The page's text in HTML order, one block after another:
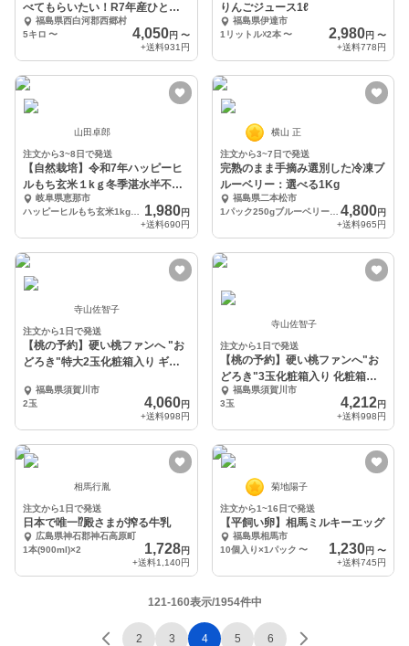
べてもらいたい！R7年産ひとめ
ぼれ / 玄米
福島県西白河郡西郷村
5キロ 〜 4,050円 〜
+送料931円
りんごジュース1ℓ
福島県伊達市
1リットル☓2本 〜 2,980円 〜
+送料778円
山田卓郎
注文から3~8日で発送
【自然栽培】令和7年ハッピーヒ
ルもち玄米１kｇ冬季湛水半不耕
起栽培
岐阜県恵那市
1,980円
+送料690円
横山 正
注文から3~7日で発送
完熟のまま手摘み選別した冷凍ブ
ルーベリー：選べる1Kg
福島県二本松市
1パック250gブルーベリーの4パックセット
4,800円
+送料965円
寺山佐智子
注文から1日で発送
【桃の予約】硬い桃ファンへ "お
どろき"特大2玉化粧箱入り ギフ
福島県須賀川市
2玉
4,060円
+送料998円
寺山佐智子
注文から1日で発送
【桃の予約】硬い桃ファンへ"お
どろき"3玉化粧箱入り 化粧箱入
り ギフト・贈答用
福島県須賀川市
3玉
4,212円
+送料998円
相馬行胤
注文から1日で発送
日本で唯一⁉︎殿さまが搾る牛乳
広島県神石郡神石高原町
1本(900ml)×2
1,728円
+送料1,140円
菊地陽子
注文から1~16日で発送
【平飼い卵】相馬ミルキーエッグ
福島県相馬市
10個入り×1パック 〜 1,230円 〜
+送料745円
121-160表示/1954件中
2 3 4 5 6